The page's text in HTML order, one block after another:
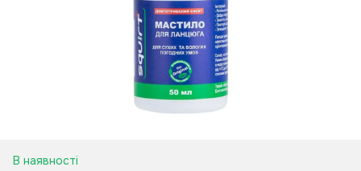
В наявності